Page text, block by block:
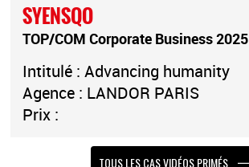
SYENSQO
TOP/COM Corporate Business 2025
Intitulé : Advancing humanity
Agence : LANDOR PARIS
Prix :
TOUS LES CAS VIDÉOS PRIMÉS